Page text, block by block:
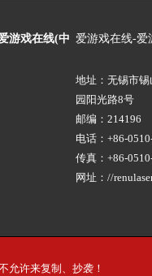
游戏在线(中 爱游戏在线-爱
地址：无锡市
园阳光路8号
邮编：214196
电话：+86-
传真：+86-
网址：//
允许来复制、抄袭！